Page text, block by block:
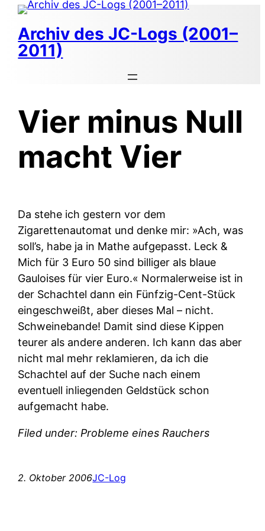
Zum
Inhalt
springen
Archiv des JC-Logs (2001–
2011)
Vier minus Null
macht Vier
Da stehe ich gestern vor dem
Zigarettenautomat und denke mir: »Ach, was
soll’s, habe ja in Mathe aufgepasst. Leck &
Mich für 3 Euro 50 sind billiger als blaue
Gauloises für vier Euro.« Normalerweise ist in
der Schachtel dann ein Fünfzig-Cent-Stück
eingeschweißt, aber dieses Mal – nicht.
Schweinebande! Damit sind diese Kippen
teurer als andere anderen. Ich kann das aber
nicht mal mehr reklamieren, da ich die
Schachtel auf der Suche nach einem
eventuell inliegenden Geldstück schon
aufgemacht habe.
Filed under: Probleme eines Rauchers
2. Oktober 2006JC-Log